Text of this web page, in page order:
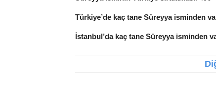
Türkiye’de kaç tane Süreyya isminden
İstanbul’da kaç tane Süreyya isminden